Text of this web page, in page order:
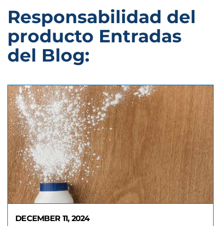
Responsabilidad del
producto Entradas
del Blog:
DECEMBER 11, 2024